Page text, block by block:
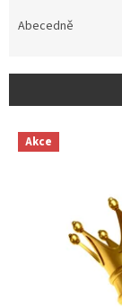
r
o
d
Abecedně
V Akce